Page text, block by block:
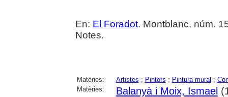
En: El Foradot. Montblanc, núm.
Notes.
Matèries: Artistes ; Pintors ; Pintura mural ;
Matèries:
Balanyà i Moix, Ismael